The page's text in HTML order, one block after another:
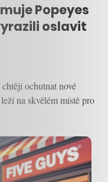
Popeyes
oslavit
ochutnat nové
na skvělém místě pro